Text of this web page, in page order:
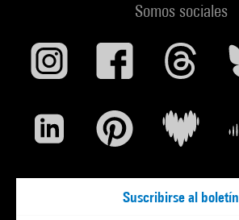
Somos sociales
Suscribirse al boletín